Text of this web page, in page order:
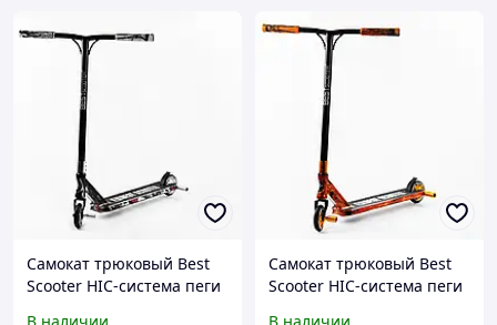
Самокат трюковый Best
Scooter HIC-система пеги
Самокат трюковый Best
Scooter HIC-система пеги